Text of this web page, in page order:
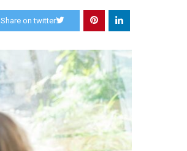
Share on twitter